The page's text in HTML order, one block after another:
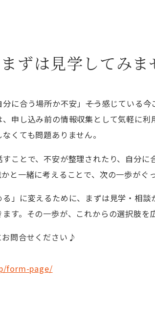
ずは見学してみま
に合う場所か不安」――そう感じている
申し込み前の情報収集として気軽に
くても問題ありません。
ことで、不安が整理されたり、自分
と一緒に考えることで、次の一歩がぐ
る」に変えるために、まずは見学・相
す。その一歩が、これからの選択肢を
お問合せください♪
form-page/